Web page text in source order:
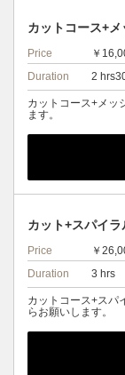
カットコース+
Price
￥
Duration
2
カットコース+メッ
ます。
カット+スパイラ
Price
￥
Duration
3 hrs
カットコース+スパ
らお願いします。